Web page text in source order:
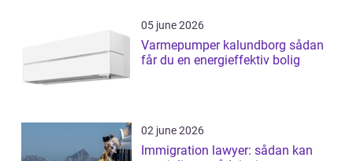
05 june 2026
Varmepumper kalundborg sådan
får du en energieffektiv bolig
02 june 2026
Immigration lawyer: sådan kan